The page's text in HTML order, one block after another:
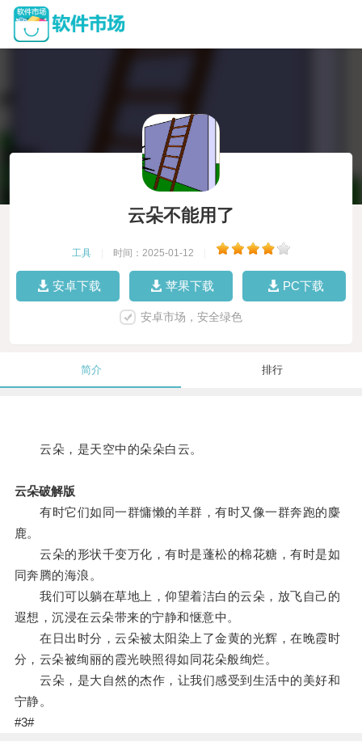
云朵不能用了
工具 时间：2025-01-12
安卓下载 苹果下载 PC下载
安卓市场，安全绿色
简介 排行
云朵，是天空中的朵朵白云。
云朵破解版
有时它们如同一群慵懒的羊群，有时又像一群奔跑的麋
鹿。
云朵的形状千变万化，有时是蓬松的棉花糖，有时是如
同奔腾的海浪。
我们可以躺在草地上，仰望着洁白的云朵，放飞自己的
遐想，沉浸在云朵带来的宁静和惬意中。
在日出时分，云朵被太阳染上了金黄的光辉，在晚霞时
分，云朵被绚丽的霞光映照得如同花朵般绚烂。
云朵，是大自然的杰作，让我们感受到生活中的美好和
宁静。
#3#